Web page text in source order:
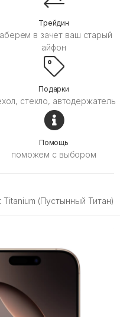
Трейдин
в зачет ваш старый
айфон
Подарки
стекло, автодержатель
Помощь
поможем с выбором
(Пустынный Титан)